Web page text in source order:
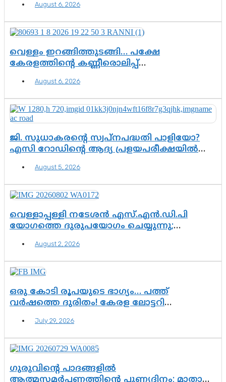
August 6, 2026
വെള്ളം ഇറങ്ങിത്തുടങ്ങി… പക്ഷേ
കേരളത്തിന്റെ കണ്ണീരൊലിപ്പ്
August 6, 2026
ജി. സുധാകരന്റെ സ്വപ്നപദ്ധതി പാളിയോ?
എസി റോഡിന്റെ ആദ്യ പ്രളയപരീക്ഷയിൽ
August 5, 2026
വെള്ളാപ്പള്ളി നടേശൻ എസ്.എൻ.ഡി.പി
യോഗത്തെ ദുരുപയോഗം ചെയ്യുന്നു;
വിഷവിത്ത്: ഗോകുലം ഗോപാലൻ
August 2, 2026
ഒരു കോടി രൂപയുടെ ഭാഗ്യം… പത്ത്
വർഷത്തെ ദുരിതം! കേരള ലോട്ടറി
പോരാട്ടംJuly 29, 2026
ഗുരുവിന്റെ പാദങ്ങളിൽ